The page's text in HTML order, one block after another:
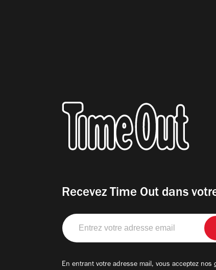
Recevez Time Out dans
Entrez
votre
adresse
En entrant votre adresse mail, vous acceptez nos